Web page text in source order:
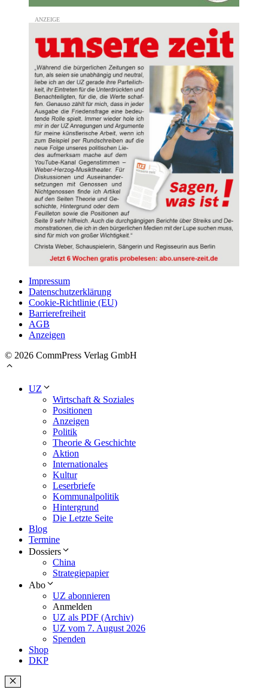
Impressum
Datenschutzerklärung
Cookie-Richtlinie (EU)
Barrierefreiheit
AGB
Anzeigen
© 2026 CommPress Verlag GmbH
UZ
Wirtschaft & Soziales
Positionen
Anzeigen
Politik
Theorie & Geschichte
Aktion
Internationales
Kultur
Leserbriefe
Kommunalpolitik
Hintergrund
Die Letzte Seite
Blog
Termine
Dossiers
China
Strategiepapier
Abo
UZ abonnieren
Anmelden
UZ als PDF (Archiv)
UZ vom 7. August 2026
Spenden
Shop
DKP
Schließen